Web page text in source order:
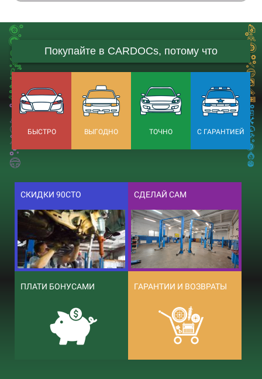
Покупайте в CARDOCs, потому что
БЫСТРО ВЫГОДНО ТОЧНО С ГАРАНТИЕЙ
СКИДКИ 90СТО СДЕЛАЙ САМ
ПЛАТИ БОНУСАМИ ГАРАНТИИ И ВОЗВРАТЫ